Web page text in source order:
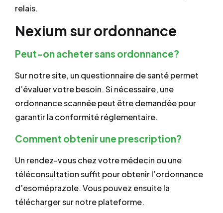
relais.
Nexium sur ordonnance
Peut-on acheter sans ordonnance?
Sur notre site, un questionnaire de santé permet
d’évaluer votre besoin. Si nécessaire, une
ordonnance scannée peut être demandée pour
garantir la conformité réglementaire.
Comment obtenir une prescription?
Un rendez-vous chez votre médecin ou une
téléconsultation suffit pour obtenir l’ordonnance
d’esoméprazole. Vous pouvez ensuite la
télécharger sur notre plateforme.